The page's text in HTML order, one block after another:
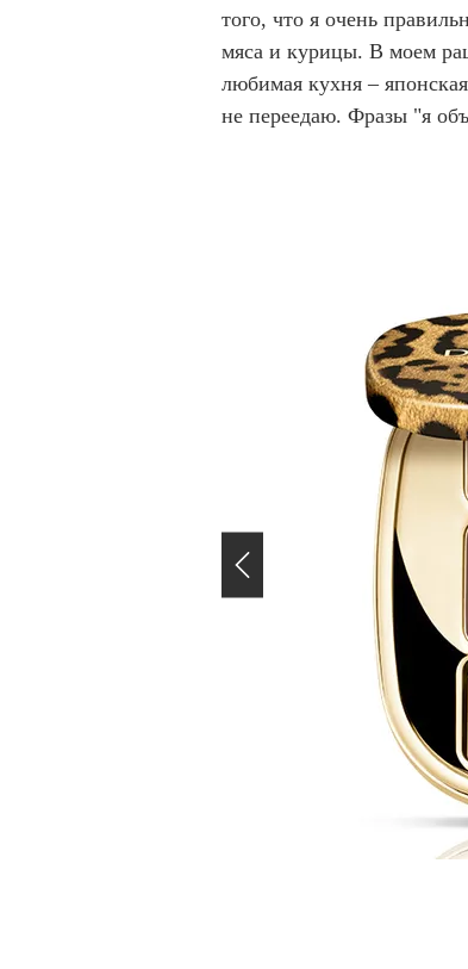
того, что я очень
мяса и курицы. В моем
любимая кухня –
не переедаю. Фразы "я